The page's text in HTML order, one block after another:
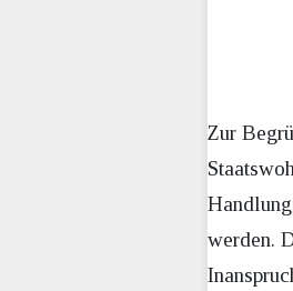
Zur
werden.